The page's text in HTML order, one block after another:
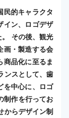
民的キャラクタ
イン、ロゴデザ
その後、観光
画・製造する会
商品化に至るま
ンスとして、歯
を中心に、ロゴ
制作を行ってお
からデザイン制